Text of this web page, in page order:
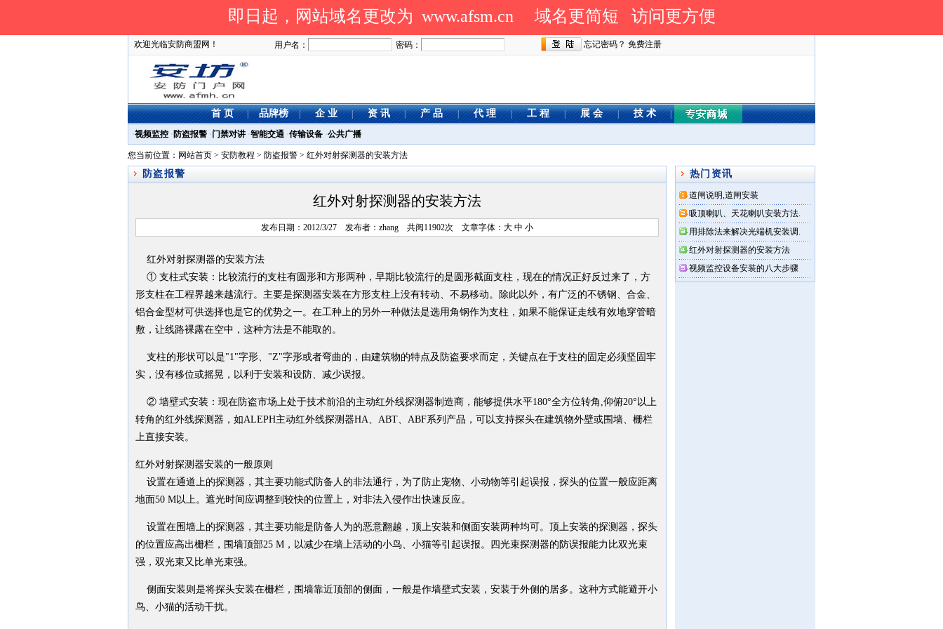
即日起，网站域名更改为 www.afsm.cn 域名更简短 访问更方便
欢迎光临安防商盟网！ 用户名： 密码： 忘记密码？ 免费注册
首 页 | 品牌榜 | 企 业 | 资 讯 | 产 品 | 代 理 | 工 程 | 展 会 | 技 术 |
·视频监控 · 防盗报警 ·门禁对讲·智能交通 ·传输设备 ·公共广播
您当前位置： 网站首页 > 安防教程 > 防盗报警 > 红外对射探测器的安装方法
防盗报警
红外对射探测器的安装方法
发布日期：2012/3/27 发布者：zhang 共阅11902次 文章字体： 大 中 小
红外对射探测器的安装方法
① 支柱式安装：比较流行的支柱有圆形和方形两种，早期比较流行的是圆形截面支柱，现在的情况正好反过来了，方
形支柱在工程界越来越流行。主要是探测器安装在方形支柱上没有转动、不易移动。除此以外，有广泛的不锈钢、合金、
铝合金型材可供选择也是它的优势之一。在工种上的另外一种做法是选用角钢作为支柱，如果不能保证走线有效地穿管暗
敷，让线路裸露在空中，这种方法是不能取的。
支柱的形状可以是"1"字形、"Z"字形或者弯曲的，由建筑物的特点及防盗要求而定，关键点在于支柱的固定必须坚固牢
实，没有移位或摇晃，以利于安装和设防、减少误报。
② 墙壁式安装：现在防盗市场上处于技术前沿的主动红外线探测器制造商，能够提供水平180°全方位转角,仰俯20°以上
转角的红外线探测器，如ALEPH主动红外线探测器HA、ABT、ABF系列产品，可以支持探头在建筑物外壁或围墙、栅栏
上直接安装。
红外对射探测器安装的一般原则
设置在通道上的探测器，其主要功能式防备人的非法通行，为了防止宠物、小动物等引起误报，探头的位置一般应距离
地面50 M以上。遮光时间应调整到较快的位置上，对非法入侵作出快速反应。
设置在围墙上的探测器，其主要功能是防备人为的恶意翻越，顶上安装和侧面安装两种均可。顶上安装的探测器，探头
的位置应高出栅栏，围墙顶部25 M，以减少在墙上活动的小鸟、小猫等引起误报。四光束探测器的防误报能力比双光束
强，双光束又比单光束强。
侧面安装则是将探头安装在栅栏，围墙靠近顶部的侧面，一般是作墙壁式安装，安装于外侧的居多。这种方式能避开小
鸟、小猫的活动干扰。
热门资讯
道闸说明,道闸安装
吸顶喇叭、天花喇叭安装方法.
用排除法来解决光端机安装调.
红外对射探测器的安装方法
视频监控设备安装的八大步骤